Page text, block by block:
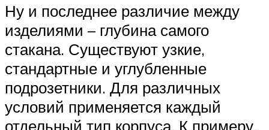
Ну и последнее различие между
изделиями – глубина самого
стакана. Существуют узкие,
стандартные и углубленные
подрозетники. Для различных
условий применяется каждый
отдельный тип корпуса. К примеру,